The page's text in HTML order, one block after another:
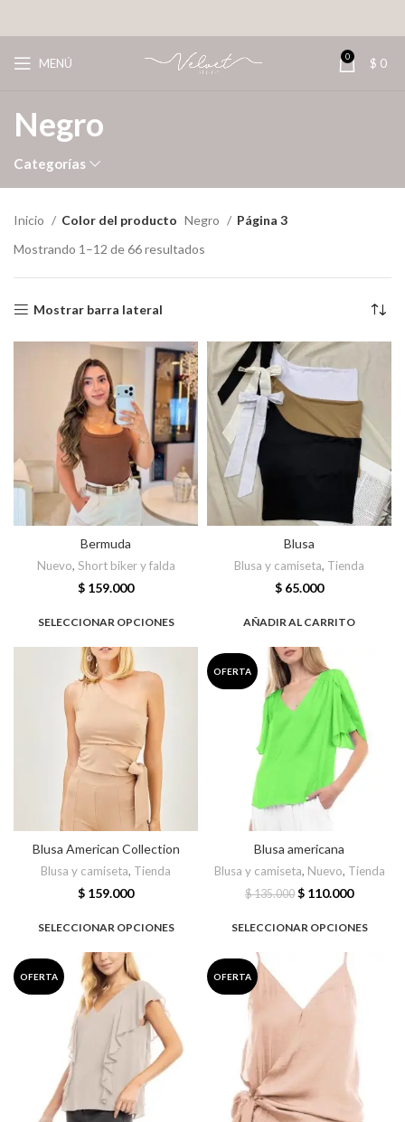
MENÚ 0 $ 0
Negro
Categorías
Inicio Color del producto Negro
Página 3
Mostrando 1–12 de 66 resultados
Mostrar barra lateral
Bermuda
Nuevo, Short biker y falda
$ 159.000
SELECCIONAR OPCIONES
Blusa
Blusa y camiseta, Tienda
$ 65.000
AÑADIR AL CARRITO
Blusa American Collection
Blusa y camiseta, Tienda
$ 159.000
SELECCIONAR OPCIONES
OFERTA
Blusa americana
Blusa y camiseta, Nuevo, Tienda
$135.000 $ 110.000
SELECCIONAR OPCIONES
OFERTA OFERTA